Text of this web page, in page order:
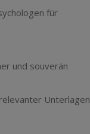
für
und souverän
Unterlagen